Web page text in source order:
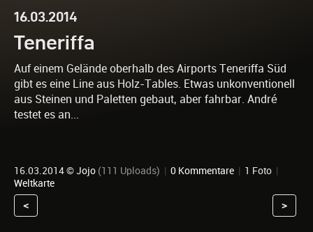
16.03.2014
Teneriffa
Auf einem Gelände oberhalb des Airports Teneriffa Süd
gibt es eine Line aus Holz-Tables. Etwas unkonventionell
aus Steinen und Paletten gebaut, aber fahrbar. André
testet es an...
16.03.2014 ©Jojo (111 Uploads) | 0 Kommentare | 1 Foto |
Weltkarte
< >